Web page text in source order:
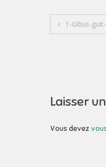
1-Gibus-
Laisser
Vous devez